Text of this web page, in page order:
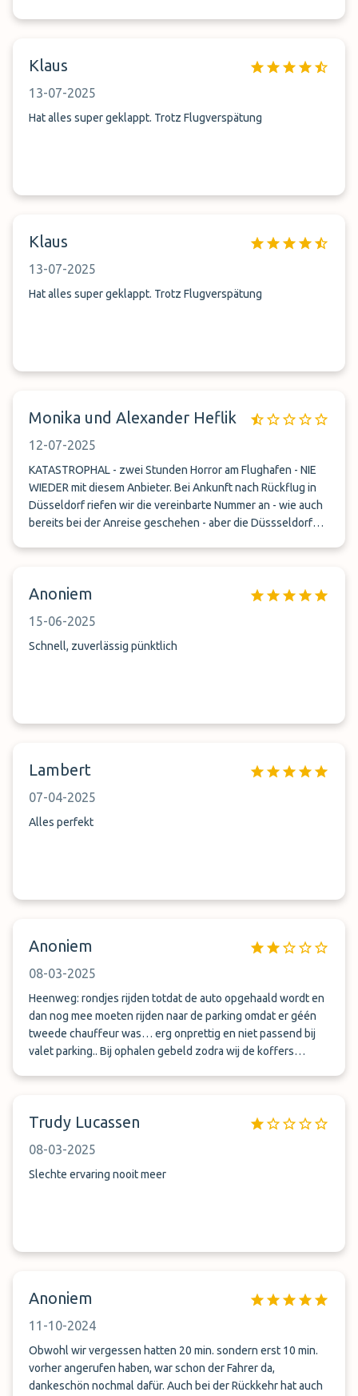
Klaus
13-07-2025
Hat alles super geklappt. Trotz Flugverspätung
Klaus
13-07-2025
Hat alles super geklappt. Trotz Flugverspätung
Monika und Alexander Heflik
12-07-2025
KATASTROPHAL - zwei Stunden Horror am Flughafen - NIE
WIEDER mit diesem Anbieter. Bei Ankunft nach Rückflug in
Düsseldorf riefen wir die vereinbarte Nummer an - wie auch
bereits bei der Anreise geschehen - aber die Düssseldorfer
Fluparks (bis heute unbeantwortet) waren wir sicher, dass
Konkurrenzanbieter, der für uns alle Unternehmen
durchtelefonierte und wohl mit den Besitzer von
kann ich nur jedem abraten.
Anoniem
15-06-2025
Schnell, zuverlässig pünktlich
Lambert
07-04-2025
Alles perfekt
Anoniem
08-03-2025
Heenweg: rondjes rijden totdat de auto opgehaald wordt en
dan nog mee moeten rijden naar de parking omdat er géén
tweede chauffeur was… erg onprettig en niet passend bij
valet parking.. Bij ophalen gebeld zodra wij de koffers
Trudy Lucassen
08-03-2025
Slechte ervaring nooit meer
Anoniem
11-10-2024
Obwohl wir vergessen hatten 20 min. sondern erst 10 min.
vorher angerufen haben, war schon der Fahrer da,
dankeschön nochmal dafür. Auch bei der Rückkehr hat auch